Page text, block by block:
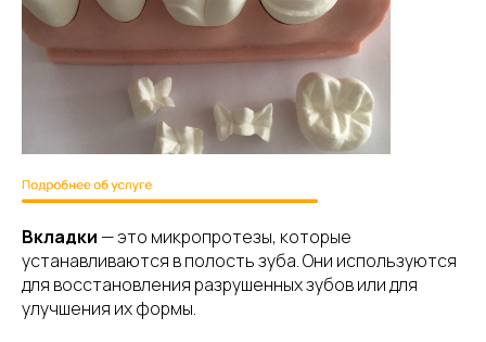
Вкладки — это микропротезы, которые
устанавливаются в полость зуба. Они используются
для восстановления разрушенных зубов или для
улучшения их формы.